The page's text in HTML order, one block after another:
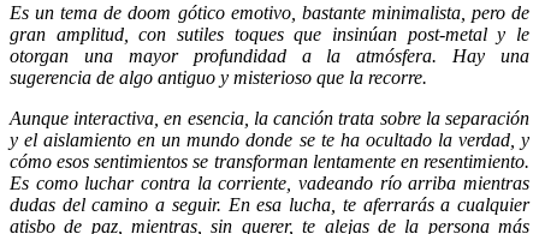
Es un tema de doom gótico emotivo, bastante minimalista, pero de
gran amplitud, con sutiles toques que insinúan post-metal y le
otorgan una mayor profundidad a la atmósfera. Hay una
sugerencia de algo antiguo y misterioso que la recorre.
Aunque interactiva, en esencia, la canción trata sobre la separación
y el aislamiento en un mundo donde se te ha ocultado la verdad, y
cómo esos sentimientos se transforman lentamente en resentimiento.
Es como luchar contra la corriente, vadeando río arriba mientras
dudas del camino a seguir. En esa lucha, te aferrarás a cualquier
atisbo de paz, mientras, sin querer, te alejas de la persona más